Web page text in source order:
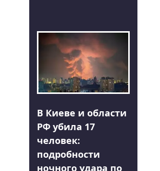
В Киеве и области
РФ убила 17
человек:
подробности
ночного удара по